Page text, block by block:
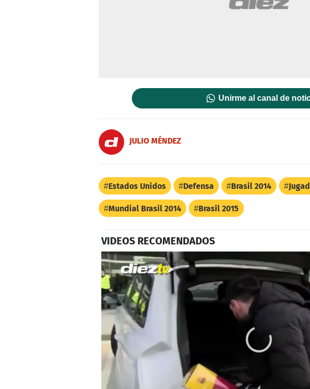
Unirme al canal de
JULIO MÉNDEZ
Estados Unidos Defensa Brasil 2014
Mundial Brasil 2014 Brasil 2015
VIDEOS RECOMENDADOS